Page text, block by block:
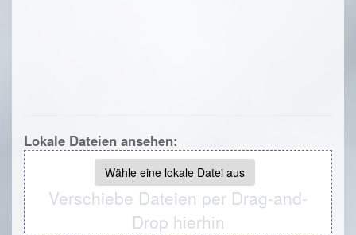
Lokale Dateien ansehen:
Wähle eine lokale Datei aus
Verschiebe Dateien per Drag-and-
Drop hierhin